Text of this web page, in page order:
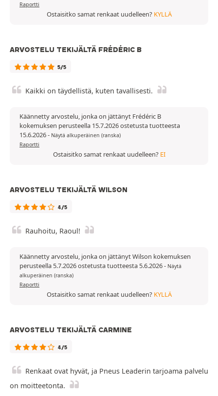
Raportti
Ostaisitko samat renkaat uudelleen? KYLLÄ
ARVOSTELU TEKIJÄLTÄ FRÉDÉRIC B
5/5
Kaikki on täydellistä, kuten tavallisesti.
Käännetty arvostelu, jonka on jättänyt Frédéric B
kokemuksen perusteella 15.7.2026 ostetusta tuotteesta
15.6.2026- Näytä alkuperäinen (ranska)
Raportti
Ostaisitko samat renkaat uudelleen? EI
ARVOSTELU TEKIJÄLTÄ WILSON
4/5
Rauhoitu, Raoul!
Käännetty arvostelu, jonka on jättänyt Wilson kokemuksen
perusteella 5.7.2026 ostetusta tuotteesta 5.6.2026- Näytä
alkuperäinen (ranska)
Raportti
Ostaisitko samat renkaat uudelleen? KYLLÄ
ARVOSTELU TEKIJÄLTÄ CARMINE
4/5
Renkaat ovat hyvät, ja Pneus Leaderin tarjoama palvelu
on moitteetonta.